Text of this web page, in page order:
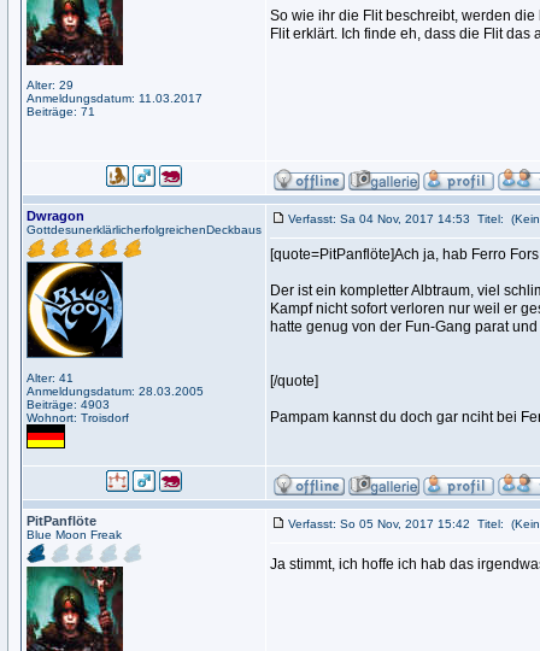
Alter: 29
Anmeldungsdatum: 11.03.2017
Beiträge: 71
So wie ihr die Flit beschreibt, werden
Flit erklärt. Ich finde eh, dass die Flit
Dwragon
GottdesunerklärlicherfolgreichenDeckbaus
Alter: 41
Anmeldungsdatum: 28.03.2005
Beiträge: 4903
Wohnort: Troisdorf
Verfasst: Sa 04 Nov, 2017 14:53 Titel:
[quote=PitPanflöte]Ach ja, hab Ferro
Der ist ein kompletter Albtraum, viel
Kampf nicht sofort verloren nur weil er
hatte genug von der Fun-Gang parat
[/quote]
Pampam kannst du doch gar nciht bei
PitPanflöte
Blue Moon Freak
Verfasst: So 05 Nov, 2017 15:42 Titel:
Ja stimmt, ich hoffe ich hab das